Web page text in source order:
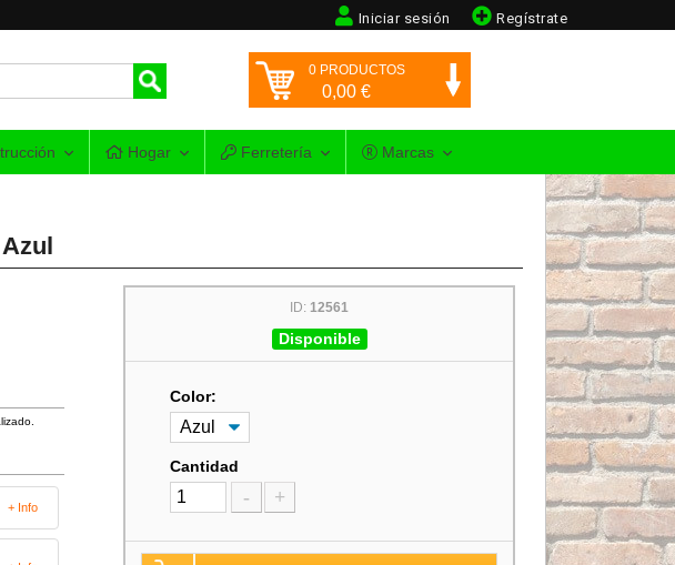
Regístrate
Iniciar sesión
0 PRODUCTOS
0,00 €
Hogar Ferretería Marcas
Azul
+ Info
ID:12561
Disponible
Color:
Cantidad
- +